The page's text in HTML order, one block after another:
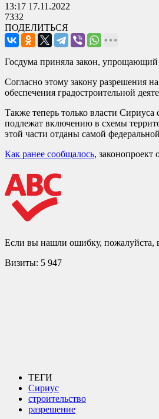
13:17 17.11.2022
7332
ПОДЕЛИТЬСЯ
Госдума приняла закон, упрощающий
Согласно этому закону разрешения
обеспечения градостроительной
Также теперь только власти
подлежат включению в схемы
этой части отданы самой
Как ранее сообщалось,
Если вы нашли ошибку, пожалуйста,
Визиты: 5 947
ТЕГИ
Сириус
строительство
разрешение